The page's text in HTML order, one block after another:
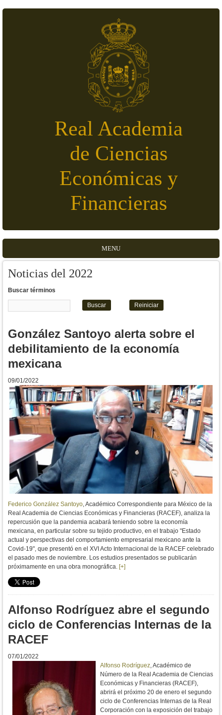
Real Academia
de Ciencias
Económicas y
Financieras
MENU
Noticias del 2022
Buscar términos
González Santoyo alerta sobre el
debilitamiento de la economía
mexicana
09/01/2022
Federico González Santoyo, Académico Correspondiente para México de la
Real Academia de Ciencias Económicas y Financieras (RACEF), analiza la
repercusión que la pandemia acabará teniendo sobre la economía
mexicana, en particular sobre su tejido productivo, en el trabajo "Estado
actual y perspectivas del comportamiento empresarial mexicano ante la
Covid-19", que presentó en el XVI Acto Internacional de la RACEF celebrado
el pasado mes de noviembre. Los estudios presentados se publicarán
próximamente en una obra monográfica. [+]
Alfonso Rodríguez abre el segundo
ciclo de Conferencias Internas de la
RACEF
07/01/2022
Alfonso Rodríguez, Académico de
Número de la Real Academia de Ciencias
Económicas y Financieras (RACEF),
abrirá el próximo 20 de enero el segundo
ciclo de Conferencias Internas de la Real
Corporación con la exposición del trabajo